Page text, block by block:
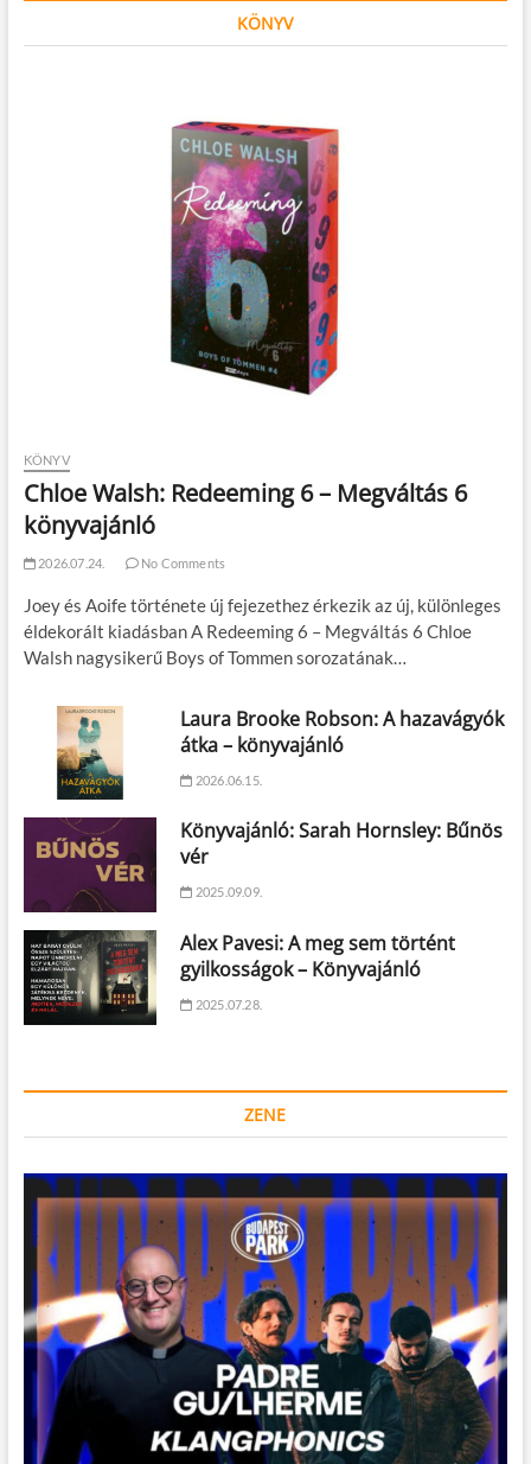
KÖNYV
KÖNYV
Chloe Walsh: Redeeming 6 – Megváltás 6
könyvajánló
2026.07.24. No Comments
Joey és Aoife története új fejezethez érkezik az új, különleges
éldekorált kiadásban A Redeeming 6 – Megváltás 6 Chloe
Walsh nagysikerű Boys of Tommen sorozatának…
Laura Brooke Robson: A hazavágyók
átka – könyvajánló
2026.06.15.
Könyvajánló: Sarah Hornsley: Bűnös
vér
2025.09.09.
Alex Pavesi: A meg sem történt
gyilkosságok – Könyvajánló
2025.07.28.
ZENE